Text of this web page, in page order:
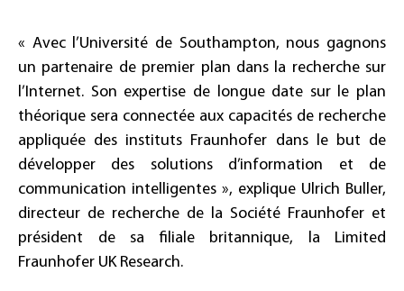
« Avec l’Université de Southampton, nous gagnons
un partenaire de premier plan dans la recherche sur
l’Internet. Son expertise de longue date sur le plan
théorique sera connectée aux capacités de recherche
appliquée des instituts Fraunhofer dans le but de
développer des solutions d’information et de
communication intelligentes », explique Ulrich Buller,
directeur de recherche de la Société Fraunhofer et
président de sa filiale britannique, la Limited
Fraunhofer UK Research.